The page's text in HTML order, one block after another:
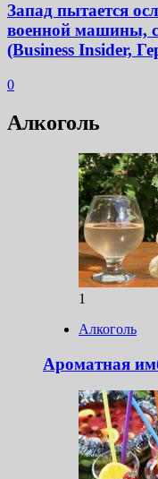
Запад пытается
военной машины,
(Business Insider,
0
Алкоголь
1
Алкоголь
Ароматная